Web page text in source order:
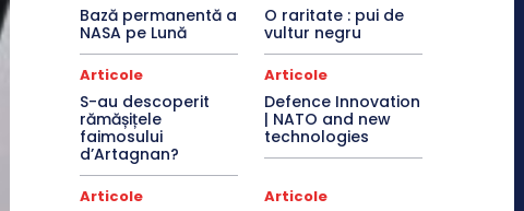
Bază permanentă a
NASA pe Lună
O raritate : pui de
vultur negru
Articole
S-au descoperit
rămășițele
faimosului
d’Artagnan?
Articole
Defence Innovation
| NATO and new
technologies
Articole Articole